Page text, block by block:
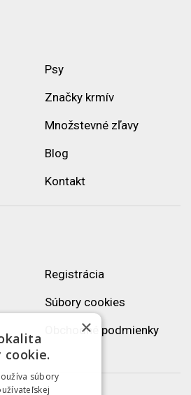
Psy
Značky krmív
Množstevné zľavy
Blog
Kontakt
Registrácia
Súbory cookies
Obchodné podmienky
×
cookie.
súbory